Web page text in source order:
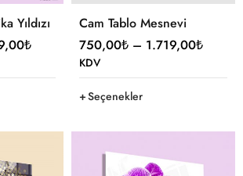
Yıldızı
₺
Cam Tablo Mesnevi
750,00₺ – 1.719,00₺
KDV
Seçenekler